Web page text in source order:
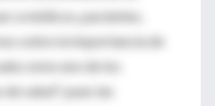
a médicos, pacientes,
sobre la importancia de
como uno de los
salud", pues las